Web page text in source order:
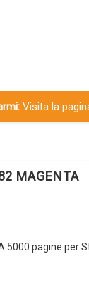
Visita la
MAGENTA
pagine per